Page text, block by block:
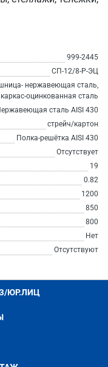
999-2445
СП-12/8-Р-ЭЦ
нержавеющая сталь,
каркас-оцинкованная сталь
сталь AISI 430
стрейч/картон
Полка-решётка AISI 430
Отсутствует
19
0.82
1200
850
800
Нет
Отсутствуют
ЮР.ЛИЦ